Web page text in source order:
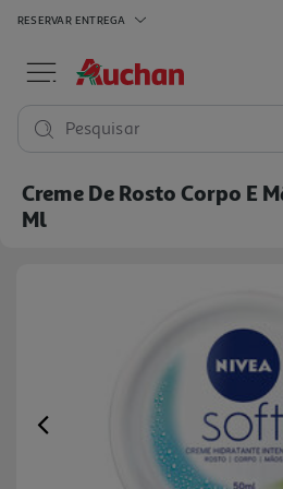
RESERVAR ENTREGA
Pesquisar
Creme De Rosto Corpo E
Ml
Previous